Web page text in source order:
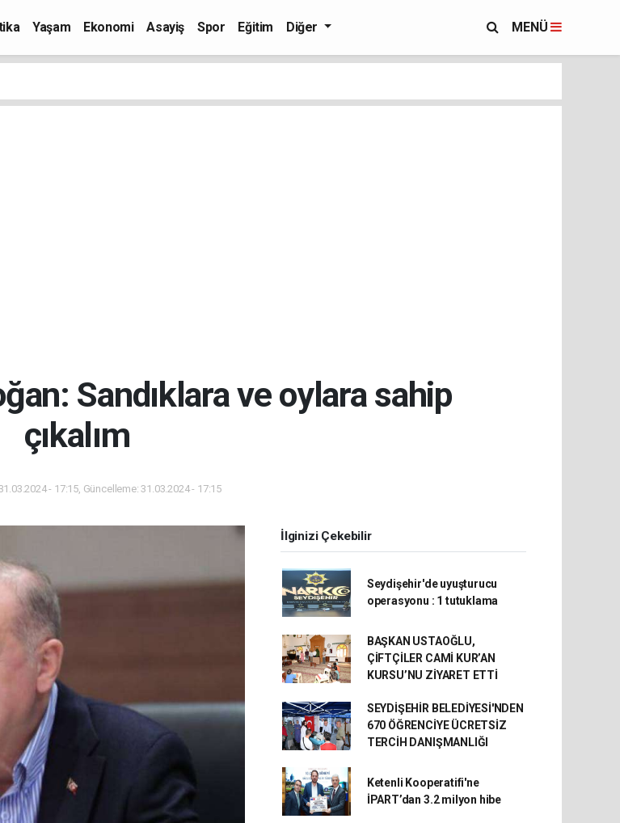
Yaşam Ekonomi Asayiş Spor Eğitim Diğer MENÜ
Sandıklara ve oylara sahip
çıkalım
- 17:15, Güncelleme: 31.03.2024 - 17:15
İlginizi Çekebilir
Seydişehir'de uyuşturucu
operasyonu : 1 tutuklama
BAŞKAN USTAOĞLU,
ÇİFTÇİLER CAMİ KUR’AN
KURSU’NU ZİYARET ETTİ
SEYDİŞEHİR BELEDİYESİ'NDEN
670 ÖĞRENCİYE ÜCRETSİZ
TERCİH DANIŞMANLIĞI
Ketenli Kooperatifi'ne
İPART’dan 3.2 milyon hibe